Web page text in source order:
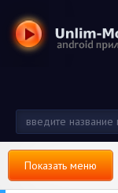
Показать меню